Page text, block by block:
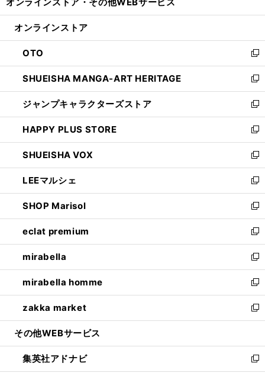
開
ン
ウ
で
開
く
ウ
ン
ド
ウ
で
開
く
オンラインストア
OTO
新
し
い
ウ
ィ
ン
ド
ウ
で
開
く
SHUEISHA MANGA-ART HERITAGE
新
し
い
ウ
ィ
ン
ド
ウ
で
開
く
ジャンプキャラクターズストア
新
し
い
ウ
ィ
ン
ド
ウ
で
開
く
HAPPY PLUS STORE
新
し
い
ウ
ィ
ン
ド
ウ
で
開
く
SHUEISHA VOX
新
し
い
ウ
ィ
ン
ド
ウ
で
開
く
LEEマルシェ
新
し
い
ウ
ィ
ン
ド
ウ
で
開
く
SHOP Marisol
新
し
い
ウ
ィ
ン
ド
ウ
で
開
eclat premium
新
し
い
ウ
ィ
ン
ド
ウ
開
く
mirabella
新
し
い
ウ
ィ
ン
ウ
で
開
mirabella homme
新
し
い
ウ
ン
ド
ウ
zakka market
新
し
ウ
ィ
ン
その他WEBサービス
集英社アドナビ
新
し